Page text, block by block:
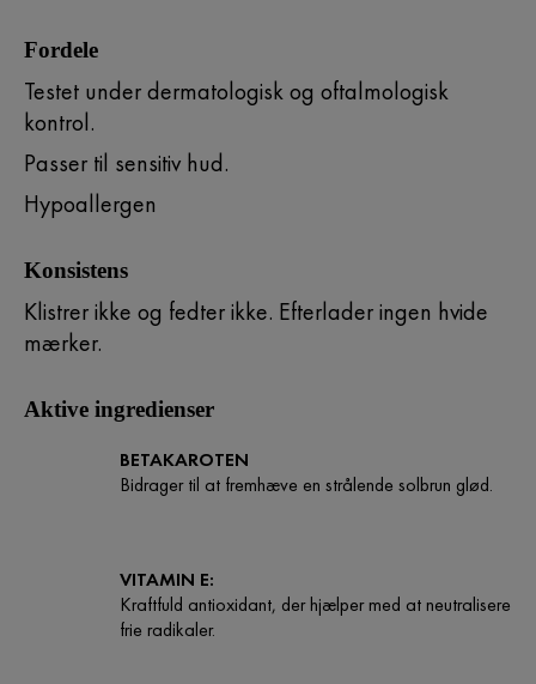
Fordele
Testet under dermatologisk og oftalmologisk
kontrol.
Passer til sensitiv hud.
Hypoallergen
Konsistens
Klistrer ikke og fedter ikke. Efterlader ingen hvide
mærker.
Aktive ingredienser
BETAKAROTEN
Bidrager til at fremhæve en strålende solbrun glød.
VITAMIN E:
Kraftfuld antioxidant, der hjælper med at neutralisere
frie radikaler.